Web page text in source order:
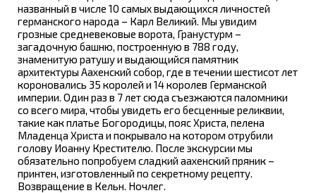
названный в числе 10 самых выдающихся личностей
германского народа – Карл Великий. Мы увидим
грозные средневековые ворота, Гранустурм –
загадочную башню, построенную в 788 году,
знаменитую ратушу и выдающийся памятник
архитектуры Аахенский собор, где в течении шестисот лет
короновались 35 королей и 14 королев Германской
империи. Один раз в 7 лет сюда съезжаются паломники
со всего мира, чтобы увидеть его бесценные реликвии,
такие как платье Богородицы, пояс Христа, пелена
Младенца Христа и покрывало на котором отрубили
голову Иоанну Крестителю. После экскурсии мы
обязательно попробуем сладкий аахенский пряник –
принтен, изготовленный по секретному рецепту.
Возвращение в Кельн. Ночлег.